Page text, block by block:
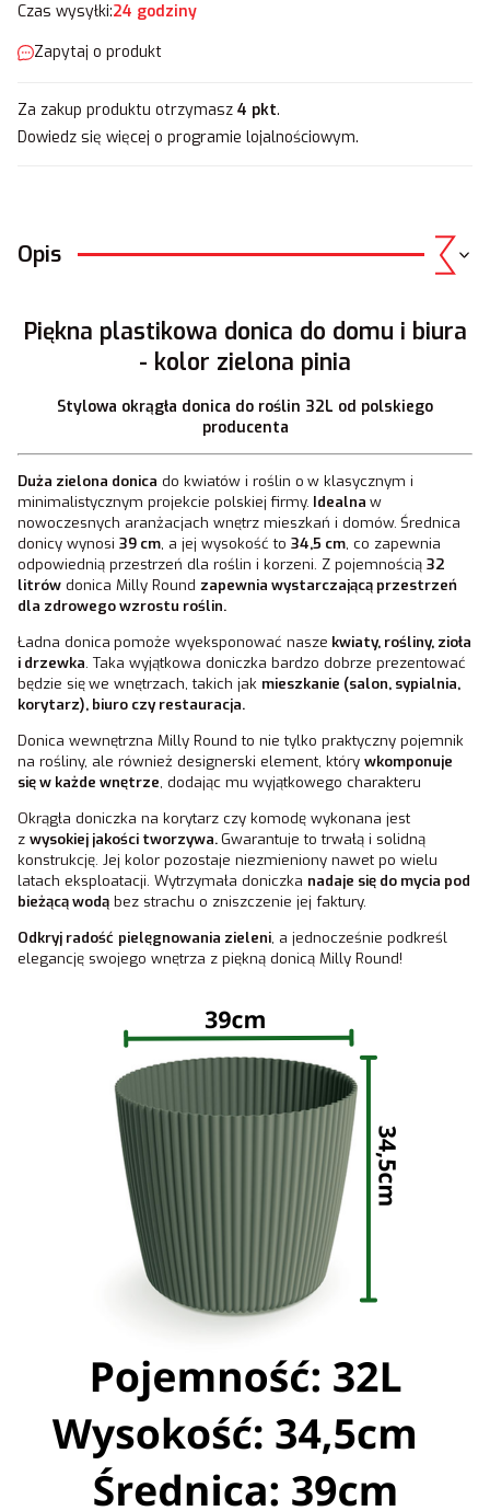
Czas wysyłki:24 godziny
Zapytaj o produkt
Za zakup produktu otrzymasz 4 pkt.
Dowiedz się więcej o programie lojalnościowym.
Opis
Piękna plastikowa donica do domu i biura
- kolor zielona pinia
Stylowa okrągła donica do roślin 32L od polskiego
producenta
Duża zielona donica do kwiatów i roślin o w klasycznym i
minimalistycznym projekcie polskiej firmy. Idealna w
nowoczesnych aranżacjach wnętrz mieszkań i domów. Średnica
donicy wynosi 39 cm, a jej wysokość to 34,5 cm, co zapewnia
odpowiednią przestrzeń dla roślin i korzeni. Z pojemnością 32
litrów donica Milly Round zapewnia wystarczającą przestrzeń
dla zdrowego wzrostu roślin.
Ładna donica pomoże wyeksponować nasze kwiaty, rośliny, zioła
i drzewka. Taka wyjątkowa doniczka bardzo dobrze prezentować
będzie sięwe wnętrzach, takich jak mieszkanie (salon, sypialnia,
korytarz), biuro czy restauracja.
Donica wewnętrzna Milly Round to nie tylko praktyczny pojemnik
na rośliny, ale również designerski element, który wkomponuje
się w każde wnętrze, dodając mu wyjątkowego charakteru
Okrągła doniczka na korytarz czy komodę wykonana jest
z wysokiej jakości tworzywa. Gwarantuje to trwałą i solidną
konstrukcję. Jej kolor pozostaje niezmieniony nawet po wielu
latach eksploatacji. Wytrzymała doniczka nadaje się do mycia pod
bieżącą wodą bez strachu o zniszczenie jej faktury.
Odkryj radość pielęgnowania zieleni, a jednocześnie podkreśl
elegancję swojego wnętrza z piękną donicą Milly Round!